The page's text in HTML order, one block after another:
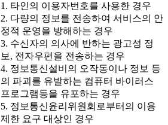
1. 타인의 이용자번호를 사용한 경우
2. 다량의 정보를 전송하여 서비스의 안
정적 운영을 방해하는 경우
3. 수신자의 의사에 반하는 광고성 정
보, 전자우편을 전송하는 경우
4. 정보통신설비의 오작동이나 정보 등
의 파괴를 유발하는 컴퓨터 바이러스
프로그램등을 유포하는 경우
5. 정보통신윤리위원회로부터의 이용
제한 요구 대상인 경우